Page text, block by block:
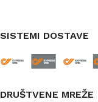
SISTEMI DOSTAVE
DRUŠTVENE MREŽE